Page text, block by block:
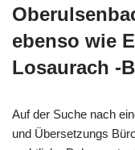
ebenso wie
Losaurach -
Auf der Suche nach
und Übersetzungs